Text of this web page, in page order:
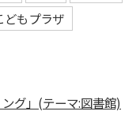
どもプラザ
グ」(テーマ:図書館)